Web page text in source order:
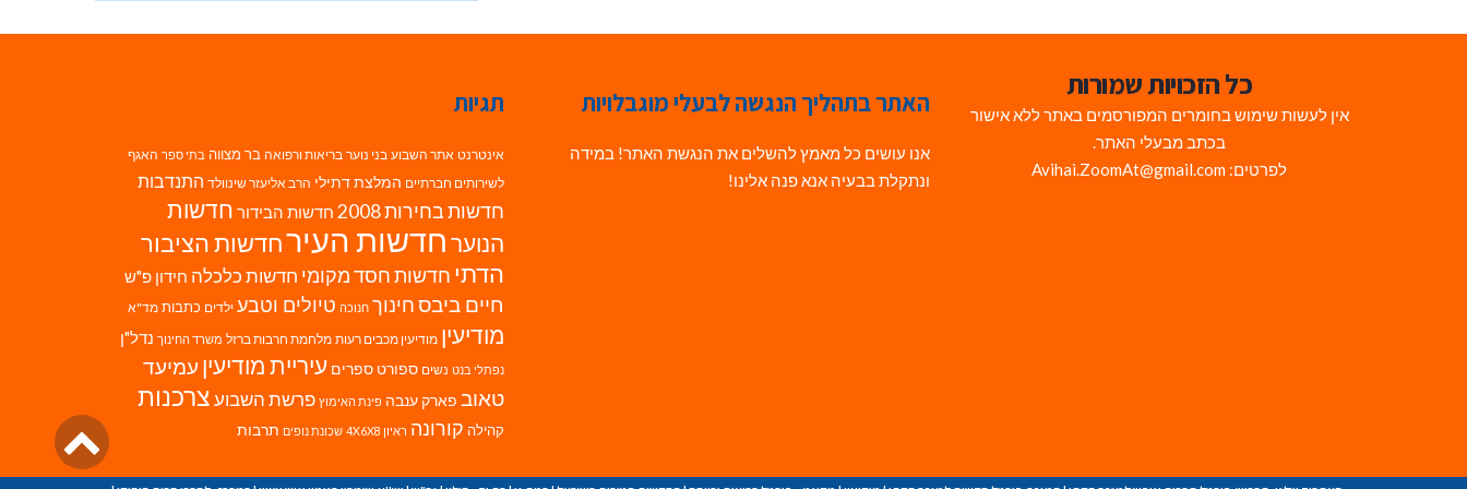
כל הזכויות שמורות
אין לעשות שימוש בחומרים המפורסמים באתר ללא אישור
בכתב מבעלי האתר.
לפרטים: Avihai.ZoomAt@gmail.com
האתר בתהליך הנגשה לבעלי מוגבלויות
אנו עושים כל מאמץ להשלים את הנגשת האתר! במידה
ונתקלת בבעיה אנא פנה אלינו!
תגיות
אינטרנט אתר השבוע בני נוער בריאות ורפואה בר מצווה בתי ספר האגף
לשירותים חברתיים המלצת דתילי הרב אליעזר שינוולד התנדבות
חדשות בחירות 2008 חדשות הבידור חדשות
הנוערחדשות העירחדשות הציבור
הדתי חדשות חסד מקומי חדשות כלכלה חידון פ"ש
חיים ביבסחינוך חנוכה טיולים וטבע ילדים כתבות מד"א
מודיעין מודיעין מכבים רעות מלחמת חרבות ברזל משרד החינוך נדל"ן
נפתלי בנט נשים ספורט ספרים עיריית מודיעין עמיעד
טאוב פארק ענבה פינת האימוץ פרשת השבועצרכנות
קהילה קורונה ראיון 4X6X8 שכונת נופים תרבות